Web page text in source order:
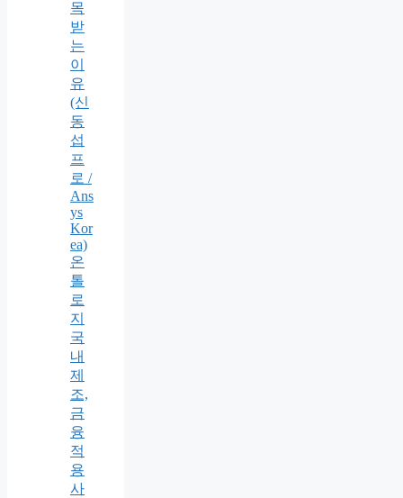
목
받
는
이
유
(신
동
섭
프
로 /
Ans
ys
Kor
ea)
온
톨
로
지
국
내
제
조,
금
융
적
용
사